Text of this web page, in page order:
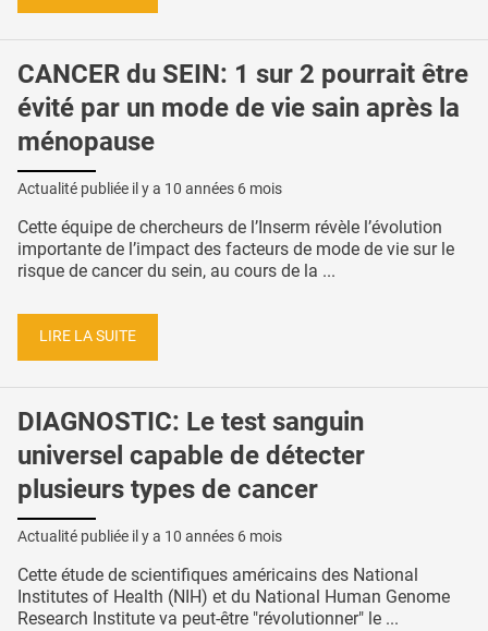
CANCER du SEIN: 1 sur 2 pourrait être
évité par un mode de vie sain après la
ménopause
Actualité publiée il y a 10 années 6 mois
Cette équipe de chercheurs de l’Inserm révèle l’évolution
importante de l’impact des facteurs de mode de vie sur le
risque de cancer du sein, au cours de la ...
LIRE LA SUITE
DIAGNOSTIC: Le test sanguin
universel capable de détecter
plusieurs types de cancer
Actualité publiée il y a 10 années 6 mois
Cette étude de scientifiques américains des National
Institutes of Health (NIH) et du National Human Genome
Research Institute va peut-être "révolutionner" le ...